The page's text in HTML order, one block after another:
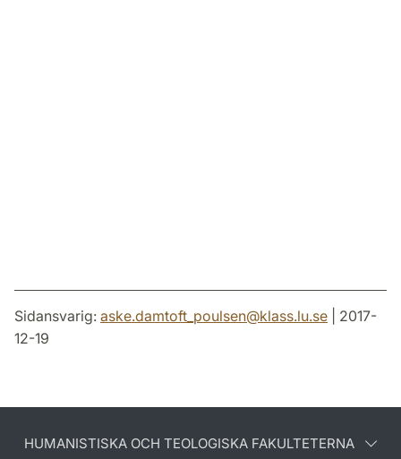
Sidansvarig: aske.damtoft_poulsen@klass.lu.se | 2017-
12-19
HUMANISTISKA OCH TEOLOGISKA FAKULTETERNA